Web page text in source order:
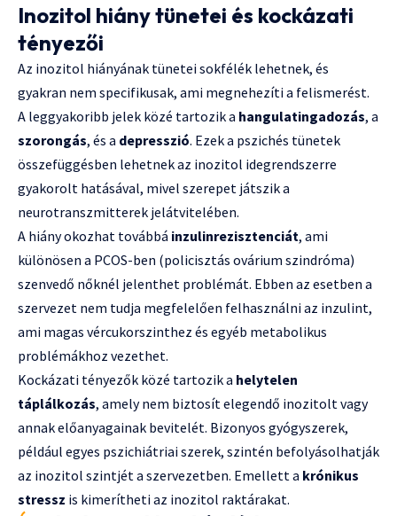
Inozitol hiány tünetei és kockázati
tényezői
Az inozitol hiányának tünetei sokfélék lehetnek, és
gyakran nem specifikusak, ami megnehezíti a felismerést.
A leggyakoribb jelek közé tartozik a hangulatingadozás, a
szorongás, és a depresszió. Ezek a pszichés tünetek
összefüggésben lehetnek az inozitol idegrendszerre
gyakorolt hatásával, mivel szerepet játszik a
neurotranszmitterek jelátvitelében.
A hiány okozhat továbbá inzulinrezisztenciát, ami
különösen a PCOS-ben (policisztás ovárium szindróma)
szenvedő nőknél jelenthet problémát. Ebben az esetben a
szervezet nem tudja megfelelően felhasználni az inzulint,
ami magas vércukorszinthez és egyéb metabolikus
problémákhoz vezethet.
Kockázati tényezők közé tartozik a helytelen
táplálkozás, amely nem biztosít elegendő inozitolt vagy
annak előanyagainak bevitelét. Bizonyos gyógyszerek,
például egyes pszichiátriai szerek, szintén befolyásolhatják
az inozitol szintjét a szervezetben. Emellett a krónikus
stressz is kimerítheti az inozitol raktárakat.